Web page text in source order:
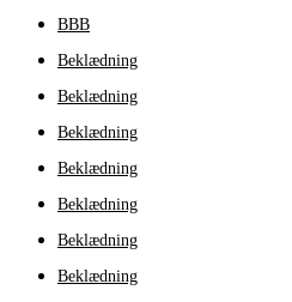
BBB
Beklædning
Beklædning
Beklædning
Beklædning
Beklædning
Beklædning
Beklædning